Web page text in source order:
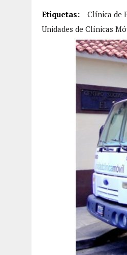
7 AGOSTO, 2026 |
Etiquetas: Clínica de
Unidades de Clínicas